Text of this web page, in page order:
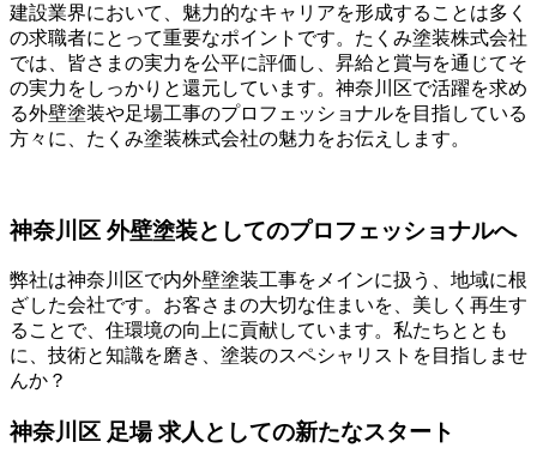
建設業界において、魅力的なキャリアを形成することは多く
の求職者にとって重要なポイントです。たくみ塗装株式会社
では、皆さまの実力を公平に評価し、昇給と賞与を通じてそ
の実力をしっかりと還元しています。神奈川区で活躍を求め
る外壁塗装や足場工事のプロフェッショナルを目指している
方々に、たくみ塗装株式会社の魅力をお伝えします。
神奈川区 外壁塗装としてのプロフェッショナルへ
弊社は神奈川区で内外壁塗装工事をメインに扱う、地域に根
ざした会社です。お客さまの大切な住まいを、美しく再生す
ることで、住環境の向上に貢献しています。私たちととも
に、技術と知識を磨き、塗装のスペシャリストを目指しませ
んか？
神奈川区 足場 求人としての新たなスタート